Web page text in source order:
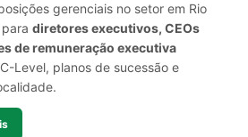
gerenciais no setor em Rio
diretores executivos, CEOs
de remuneração executiva
Level, planos de sucessão e